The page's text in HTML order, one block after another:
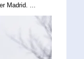
Madrid. ...